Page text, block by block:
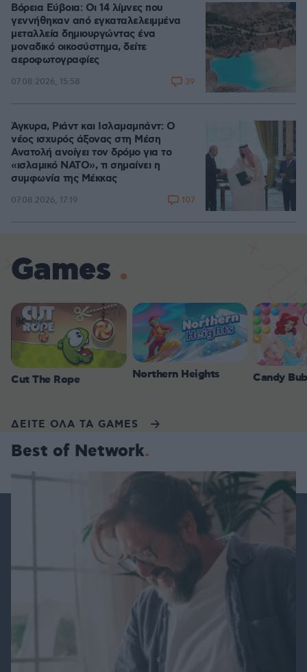
Βόρεια Εύβοια: Οι 14 λίμνες που
γεννήθηκαν από εγκαταλελειμμένα
μεταλλεία δημιουργώντας ένα
μοναδικό οικοσύστημα, δείτε
αεροφωτογραφίες
07.08.2026, 15:58 39
Άγκυρα, Ριάντ και Ισλαμαμπάντ: Ο
νέος ισχυρός άξονας στη Μέση
Ανατολή ανοίγει τον δρόμο για το
«ισλαμικό ΝΑΤΟ», τι σημαίνει η
συμφωνία της Μέκκας
07.08.2026, 17:19 107
Games
Cut The Rope Northern Heights Candy
ΔΕΙΤΕ ΟΛΑ ΤΑ GAMES
Best of Network